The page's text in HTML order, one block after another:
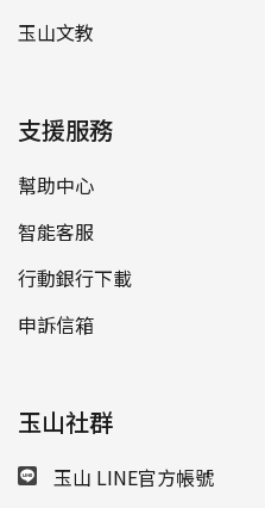
玉山文教
支援服務
幫助中心
智能客服
行動銀行下載
申訴信箱
玉山社群
玉山 LINE官方帳號